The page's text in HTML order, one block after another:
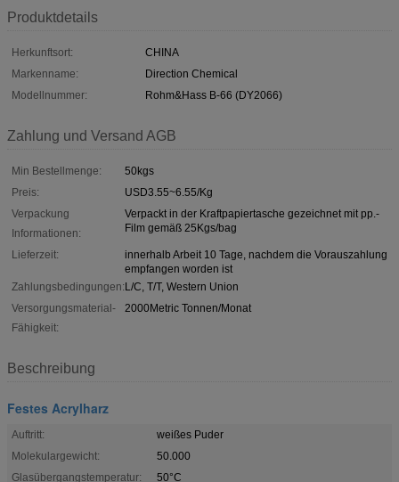
Produktdetails
Herkunftsort:
CHINA
Markenname:
Direction Chemical
Modellnummer:
Rohm&Hass B-66 (DY2066)
Zahlung und Versand AGB
Min Bestellmenge:
50kgs
Preis:
USD3.55~6.55/Kg
Verpackung
Informationen:
Verpackt in der Kraftpapiertasche gezeichnet mit pp.-
Film gemäß 25Kgs/bag
Lieferzeit:
innerhalb Arbeit 10 Tage, nachdem die Vorauszahlung
empfangen worden ist
Zahlungsbedingungen:L/C, T/T, Western Union
Versorgungsmaterial-
Fähigkeit:
2000Metric Tonnen/Monat
Beschreibung
Festes Acrylharz
Auftritt:
weißes Puder
Molekulargewicht:
50.000
Glasübergangstemperatur:
50°C